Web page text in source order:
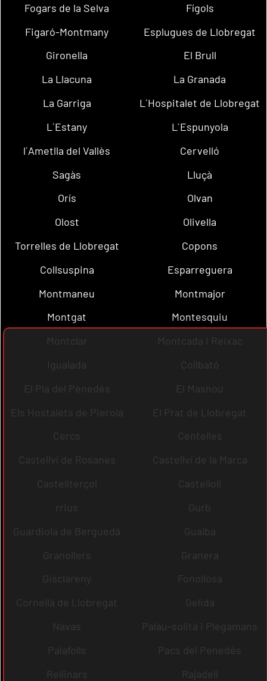
Fogars de la Selva
Fígols
Figaró-Montmany
Esplugues de Llobregat
Gironella
El Brull
La Llacuna
La Granada
La Garriga
L´Hospitalet de Llobregat
L´Estany
L´Espunyola
l´Ametlla del Vallès
Cervelló
Sagàs
Lluçà
Orís
Olvan
Olost
Olivella
Torrelles de Llobregat
Copons
Collsuspina
Esparreguera
Montmaneu
Montmajor
Montgat
Montesquiu
Montclar
Montcada i Reixac
Igualada
Collbató
El Pla del Penedès
El Masnou
Els Hostalets de Pierola
El Prat de Llobregat
Cercs
Centelles
Castellví de Rosanes
Castellví de la Marca
Castellterçol
Castellolí
rrius
Gurb
Guardiola de Berguedà
Gualba
Granollers
Granera
Gisclareny
Fonollosa
Cornellà de Llobregat
Gelida
Navas
Palau-solità i Plegamans
Palafolls
Pacs del Penedès
Rellinars
Rajadell